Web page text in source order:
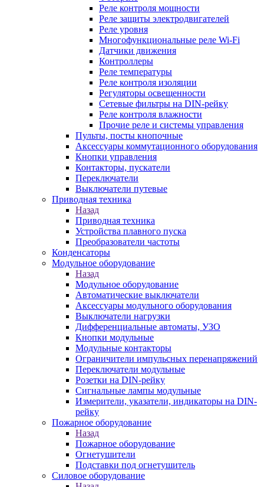
Реле контроля мощности
Реле защиты электродвигателей
Реле уровня
Многофункциональные реле Wi-Fi
Датчики движения
Контроллеры
Реле температуры
Реле контроля изоляции
Регуляторы освещенности
Сетевые фильтры на DIN-рейку
Реле контроля влажности
Прочие реле и системы управления
Пульты, посты кнопочные
Аксессуары коммутационного оборудования
Кнопки управления
Контакторы, пускатели
Переключатели
Выключатели путевые
Приводная техника
Назад
Приводная техника
Устройства плавного пуска
Преобразователи частоты
Конденсаторы
Модульное оборудование
Назад
Модульное оборудование
Автоматические выключатели
Аксессуары модульного оборудования
Выключатели нагрузки
Дифференциальные автоматы, УЗО
Кнопки модульные
Модульные контакторы
Ограничители импульсных перенапряжений
Переключатели модульные
Розетки на DIN-рейку
Сигнальные лампы модульные
Измерители, указатели, индикаторы на DIN-
рейку
Пожарное оборудование
Назад
Пожарное оборудование
Огнетушители
Подставки под огнетушитель
Силовое оборудование